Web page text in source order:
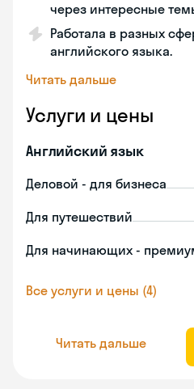
через интересные
Работала в разных
английского языка.
Читать дальше
Услуги и цены
Английский язык
Деловой - для бизнеса
Для путешествий
Для начинающих -
Все услуги и цены (4)
Читать дальше